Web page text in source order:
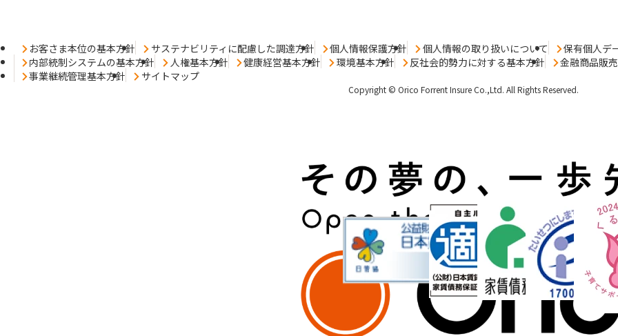
お客さま本位の基本方針 サステナビリティに配慮した調達方針 個人情報保護方針 個人情報の取り扱いについて
保有個人デ
内部統制システムの基本方針
人権基本方針 健康経営基本方針 環境基本方針 反社会的勢力に対する基本方針
金融商品販
事業継続管理基本方針
サイトマップ
Copyright © Orico Forrent Insure Co.,Ltd. All Rights Reserved.